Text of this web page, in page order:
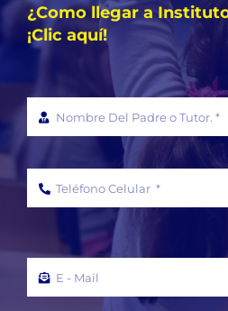
¿Como llegar a
¡Clic aquí!